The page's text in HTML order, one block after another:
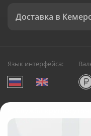
Доставка в
Язык интерфейса:
Служба
Русский Букет, 2026